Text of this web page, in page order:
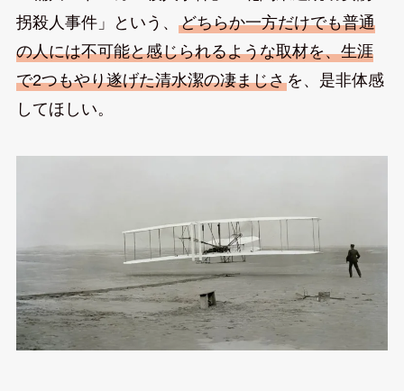
拐殺人事件」という、 どちらか一方だけでも普通
の人には不可能と感じられるような取材を、生涯
で2つもやり遂げた清水潔の凄まじさを、是非体感
してほしい。